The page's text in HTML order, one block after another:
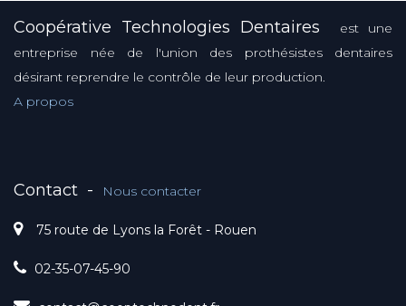
Coopérative Technologies Dentaires
est une
entreprise née de l'union des prothésistes dentaires
désirant reprendre le contrôle de leur production.
A propos
Contact - Nous contacter
75 route de Lyons la Forêt - Rouen
02-35-07-45-90